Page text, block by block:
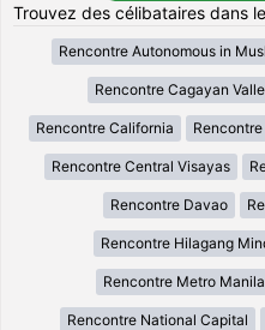
Trouvez des célibataires dans
Rencontre Autonomous in
Rencontre Cagayan
Rencontre California
Rencontre Central Visayas
Rencontre Davao
Rencontre Hilagang
Rencontre Metro Manila
Rencontre National Capital